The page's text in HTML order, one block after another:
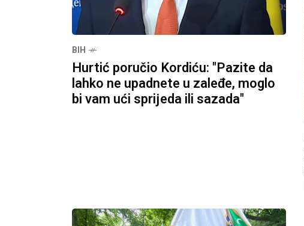
BIH
Hurtić poručio Kordiću: "Pazite da
lahko ne upadnete u zaleđe, moglo
bi vam ući sprijeda ili sazada"